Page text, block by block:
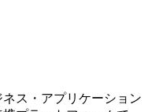
・アプリケーション